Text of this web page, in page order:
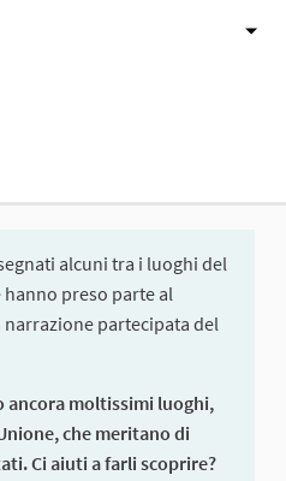
alcuni tra i luoghi del
preso parte al
narrazione partecipata del
ancora moltissimi luoghi,
che meritano di
Ci aiuti a farli scoprire?